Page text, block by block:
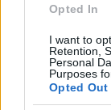
Opted In
I want to
Retention,
Personal
Purposes
Opted Out
támadják
népszavazás